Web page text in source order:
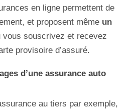
en ligne permettent de
et proposent même un
vous souscrivez et recevez
provisoire d’assuré.
d’une assurance auto
au tiers par exemple,